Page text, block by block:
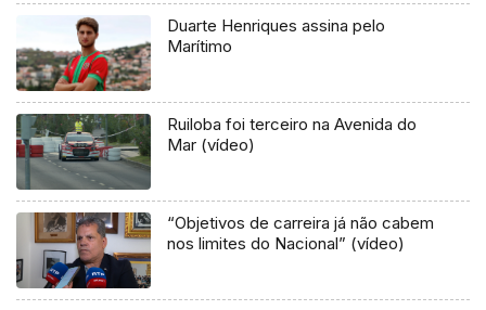
Duarte Henriques assina pelo
Marítimo
Ruiloba foi terceiro na Avenida do
Mar (vídeo)
“Objetivos de carreira já não cabem
nos limites do Nacional” (vídeo)